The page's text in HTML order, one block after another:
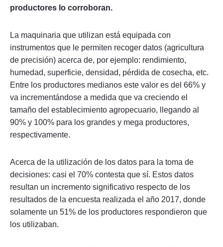
productores lo corroboran.
La maquinaria que utilizan está equipada con
instrumentos que le permiten recoger datos (agricultura
de precisión) acerca de, por ejemplo: rendimiento,
humedad, superficie, densidad, pérdida de cosecha, etc.
Entre los productores medianos este valor es del 66% y
va incrementándose a medida que va creciendo el
tamaño del establecimiento agropecuario, llegando al
90% y 100% para los grandes y mega productores,
respectivamente.
Acerca de la utilización de los datos para la toma de
decisiones: casi el 70% contesta que sí. Estos datos
resultan un incremento significativo respecto de los
resultados de la encuesta realizada el año 2017, donde
solamente un 51% de los productores respondieron que
los utilizaban.